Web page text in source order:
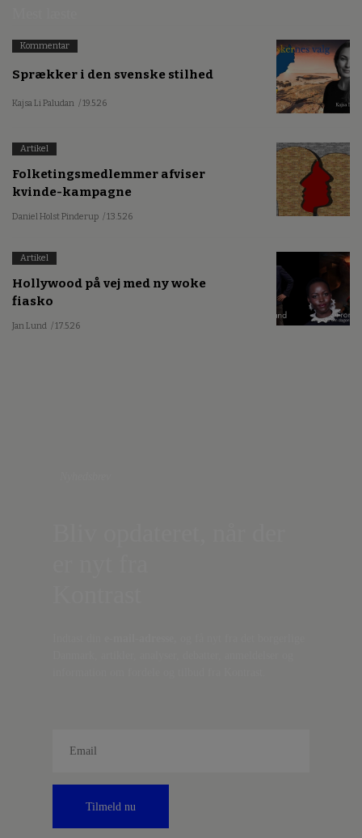
Kommentar
Sprækker i den svenske stilhed
Kajsa Li Paludan / 19.5.26
Artikel
Folketingsmedlemmer afviser
kvinde-kampagne
Daniel Holst Pinderup / 13.5.26
Artikel
Hollywood på vej med ny woke
fiasko
Jan Lund / 17.5.26
Tilmeld nu